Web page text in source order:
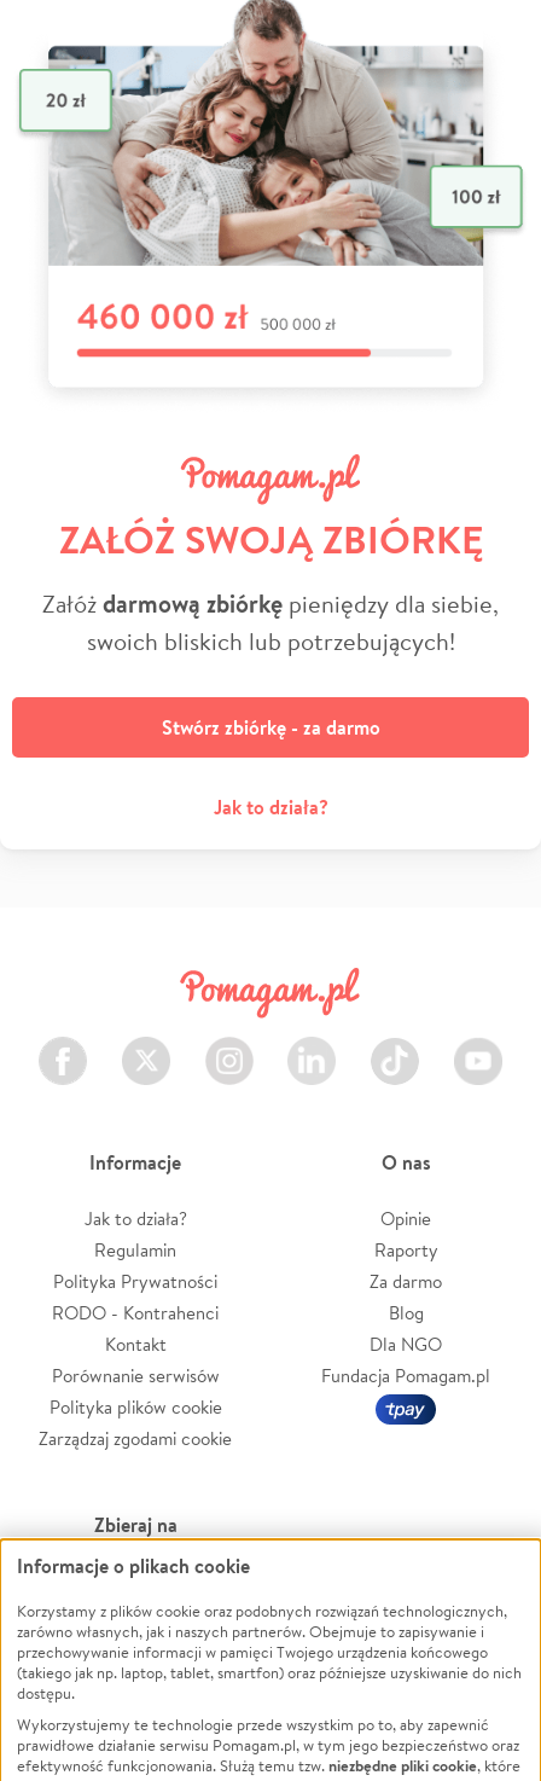
ZAŁÓŻ SWOJĄ ZBIÓRKĘ
Załóżdarmową zbiórkę pieniędzy dla siebie,
swoich bliskich lub potrzebujących!
Stwórz zbiórkę - za darmo
Jak to działa?
Facebook Twitter Instagram LinkedIn TikTok Youtube
Informacje
Jak to działa?
Regulamin
Polityka Prywatności
RODO - Kontrahenci
Kontakt
Porównanie serwisów
Polityka plików cookie
Zarządzaj zgodami cookie
O nas
Opinie
Raporty
Za darmo
Blog
Dla NGO
Fundacja Pomagam.pl
Zbieraj na
Leczenie
Zwierzęta
Pożar
Ukraina
Pomoc Finansowa
Projekty
Powódź
Wichura
NGO
Edukacja
Podróż
Informacje o plikach cookie
Korzystamy z plików cookie oraz podobnych rozwiązań technologicznych,
zarówno własnych, jak i naszych partnerów. Obejmuje to zapisywanie i
przechowywanie informacji w pamięci Twojego urządzenia końcowego
(takiego jak np. laptop, tablet, smartfon) oraz późniejsze uzyskiwanie do nich
dostępu.
Wykorzystujemy te technologie przede wszystkim po to, aby zapewnić
prawidłowe działanie serwisu Pomagam.pl, w tym jego bezpieczeństwo oraz
efektywność funkcjonowania. Służą temu tzw.niezbędne pliki cookie, które